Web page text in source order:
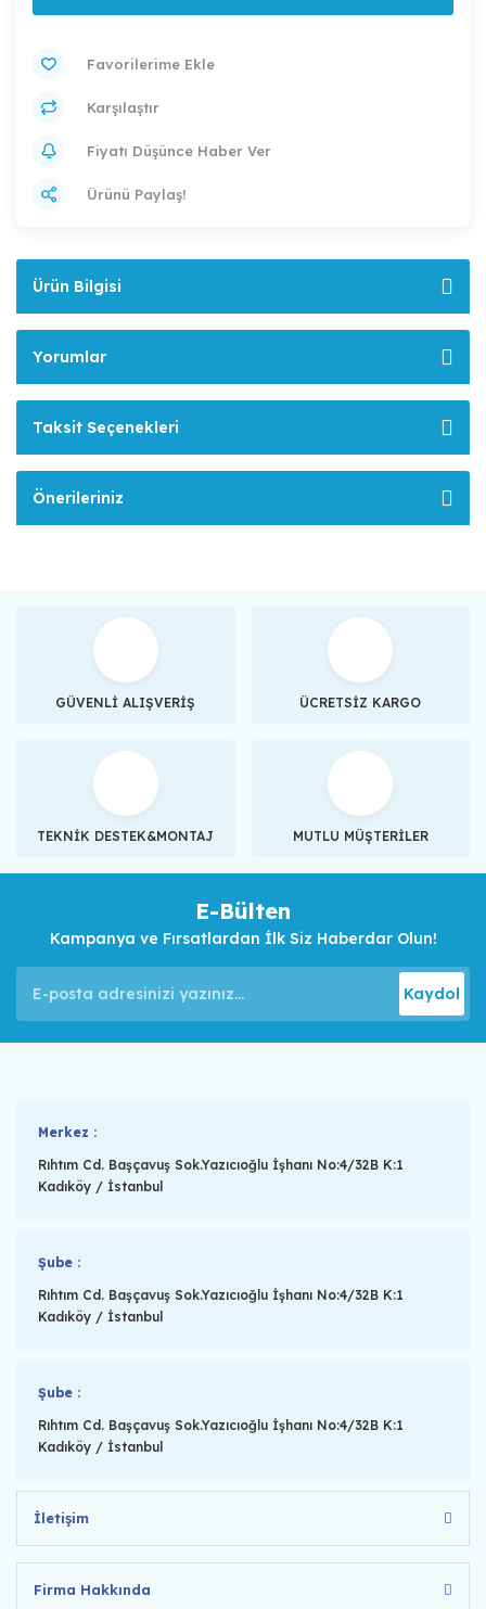
Karşılaştır
Fiyatı Düşünce Haber Ver
Ürünü Paylaş!
Ürün Bilgisi
Yorumlar
Taksit Seçenekleri
Önerileriniz
GÜVENLİ ALIŞVERİŞ ÜCRETSİZ KARGO
TEKNİK DESTEK&MONTAJ MUTLU MÜŞTERİLER
E-Bülten
Kampanya ve Fırsatlardan İlk Siz Haberdar Olun!
Kaydol
Merkez :
Rıhtım Cd. Başçavuş Sok.Yazıcıoğlu İşhanı No:4/32B K:1
Kadıköy / İstanbul
Şube :
Rıhtım Cd. Başçavuş Sok.Yazıcıoğlu İşhanı No:4/32B K:1
Kadıköy / İstanbul
Şube :
Rıhtım Cd. Başçavuş Sok.Yazıcıoğlu İşhanı No:4/32B K:1
Kadıköy / İstanbul
İletişim
Firma Hakkında